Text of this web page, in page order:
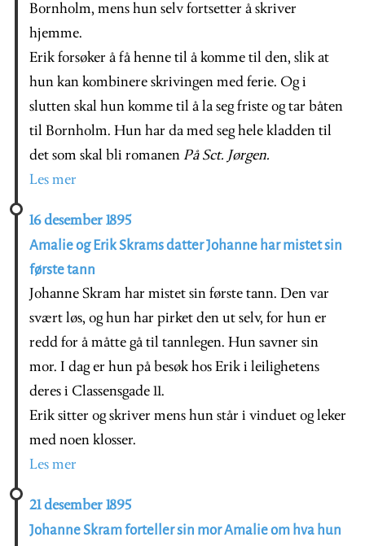
Bornholm, mens hun selv fortsetter å skriver
hjemme.
Erik forsøker å få henne til å komme til den, slik at
hun kan kombinere skrivingen med ferie. Og i
slutten skal hun komme til å la seg friste og tar båten
til Bornholm. Hun har da med seg hele kladden til
det som skal bli romanen På Sct. Jørgen.
Les mer
16 desember 1895
Amalie og Erik Skrams datter Johanne har mistet sin
første tann
Johanne Skram har mistet sin første tann. Den var
svært løs, og hun har pirket den ut selv, for hun er
redd for å måtte gå til tannlegen. Hun savner sin
mor. I dag er hun på besøk hos Erik i leilighetens
deres i Classensgade 11.
Erik sitter og skriver mens hun står i vinduet og leker
med noen klosser.
Les mer
21 desember 1895
Johanne Skram forteller sin mor Amalie om hva hun